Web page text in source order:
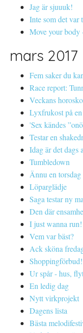
Jag är sjuuuk!
Inte som det var
Move your body
mars 2017
Fem saker du
Race report:
Veckans
Lyxfrukost på
'Sex kändes
Testar en
Idag är det dags
Tumbledown
Ännu en
Löparglädje
Saga testar ny
Den där
I just wanna run!
Vem var bäst?
Ack sköna
Shoppingförbud!
Ur spår - hus,
En ledig dag
Nytt virkprojekt
Dagens lista
Bästa